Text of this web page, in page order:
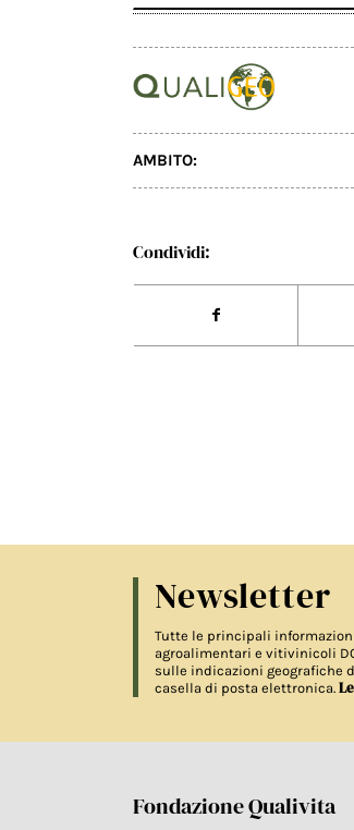
AMBITO:
Condividi:
Newsletter
Tutte le principali
agroalimentari e vitivinicoli
sulle indicazioni geografiche
casella di posta elettronica.
Fondazione Qualivita